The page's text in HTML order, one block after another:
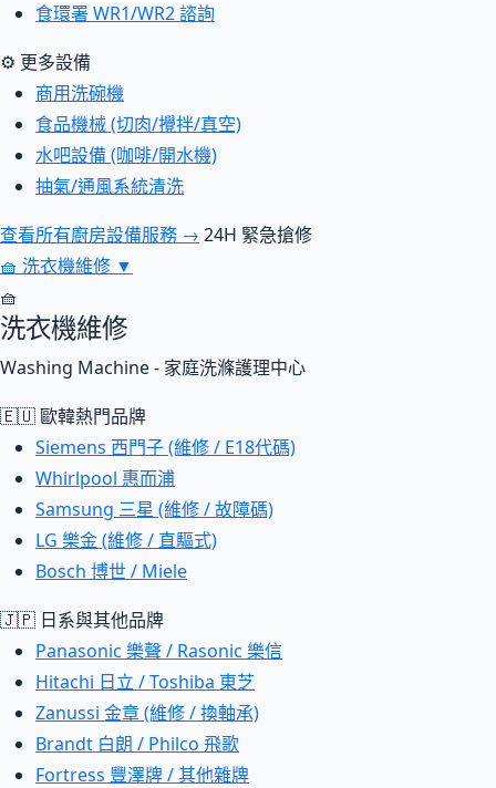
食環署 WR1/WR2 諮詢
⚙ 更多設備
商用洗碗機
食品機械 (切肉/攪拌/真空)
水吧設備 (咖啡/開水機)
抽氣/通風系統清洗
查看所有廚房設備服務 → 24H 緊急搶修
🧺 洗衣機維修 ▼
🧺
洗衣機維修
Washing Machine - 家庭洗滌護理中心
🇪🇺 歐韓熱門品牌
Siemens 西門子 (維修 / E18代碼)
Whirlpool 惠而浦
Samsung 三星 (維修 / 故障碼)
LG 樂金 (維修 / 直驅式)
Bosch 博世 / Miele
🇯🇵 日系與其他品牌
Panasonic 樂聲 / Rasonic 樂信
Hitachi 日立 / Toshiba 東芝
Zanussi 金章 (維修 / 換軸承)
Brandt 白朗 / Philco 飛歌
Fortress 豐澤牌 / 其他雜牌